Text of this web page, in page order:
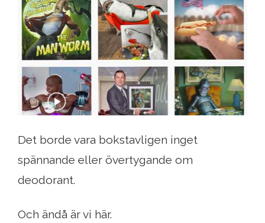
Det borde vara bokstavligen inget
spännande eller övertygande om
deodorant.
Och ändå är vi här.